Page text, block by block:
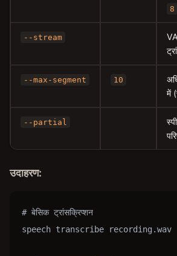
8
--stream
--max-segment 10
में
--partial
उदाहरण:
# बेसिक ट्रांसक्रिप्शन
speech transcribe recording.wav